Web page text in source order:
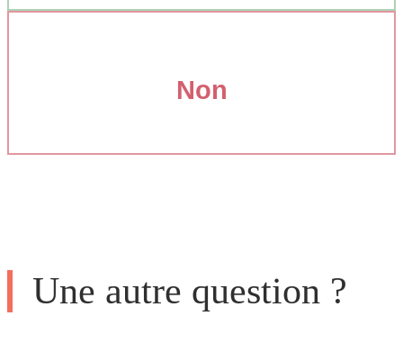
Non
Une autre question ?